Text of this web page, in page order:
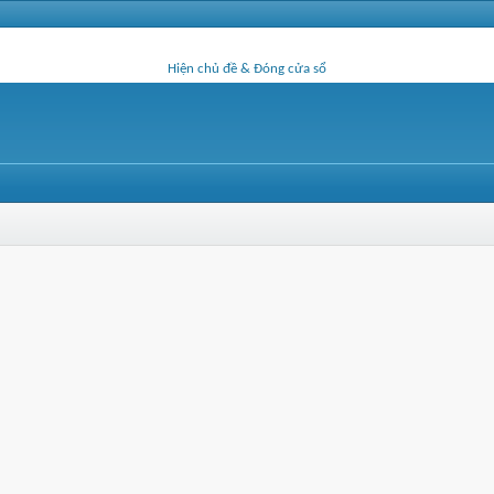
Hiện chủ đề & Đóng cửa sổ